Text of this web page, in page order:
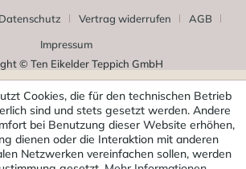
Datenschutz Vertrag widerrufen
AGB
Impressum
© Ten Eikelder Teppich GmbH
Cookies, die für den technischen Betrieb
sind und stets gesetzt werden. Andere
bei Benutzung dieser Website erhöhen,
dienen oder die Interaktion mit anderen
Netzwerken vereinfachen sollen, werden